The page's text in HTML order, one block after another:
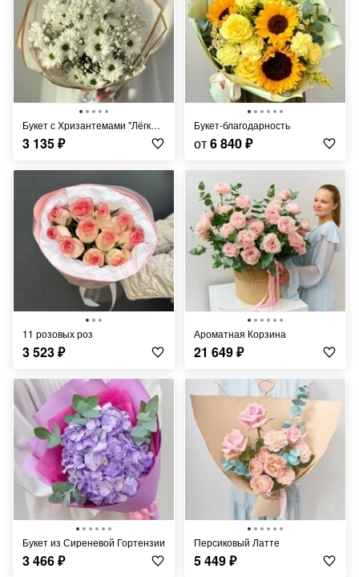
Букет с Хризантемами "Лёгкий Ветерок"
3 135₽
Букет-благодарность
от6 840₽
11 розовых роз
3 523₽
Ароматная Корзина
21 649₽
Букет из Сиреневой Гортензии
3 466₽
Персиковый Латте
5 449₽